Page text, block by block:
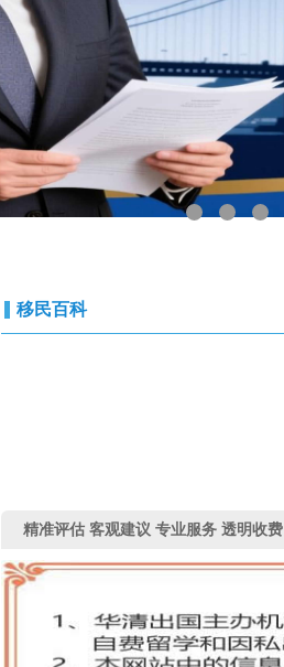
移民百科
精准评估 客观建议 专业服务 透明收费